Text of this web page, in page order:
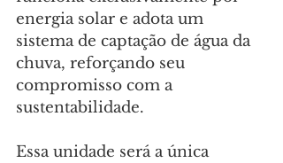
energia solar e adota um
sistema de captação de água da
chuva, reforçando seu
compromisso com a
sustentabilidade.
Essa unidade será a única